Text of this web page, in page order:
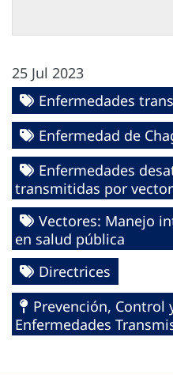
25 Jul 2023
Enfermedades
Enfermedad de
Enfermedades
transmitidas por
Vectores: Manejo
en salud pública
Directrices
Prevención, Control
Enfermedades